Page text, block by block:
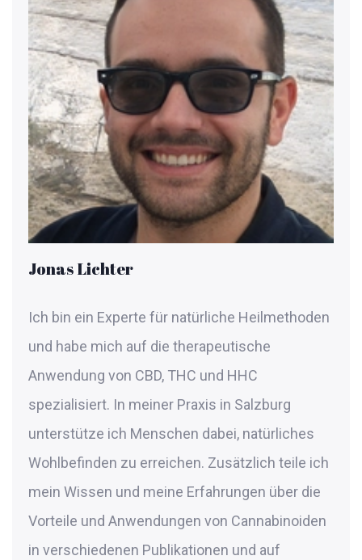
Jonas Lichter
Ich bin ein Experte für natürliche Heilmethoden
und habe mich auf die therapeutische
Anwendung von CBD, THC und HHC
spezialisiert. In meiner Praxis in Salzburg
unterstütze ich Menschen dabei, natürliches
Wohlbefinden zu erreichen. Zusätzlich teile ich
mein Wissen und meine Erfahrungen über die
Vorteile und Anwendungen von Cannabinoiden
in verschiedenen Publikationen und auf